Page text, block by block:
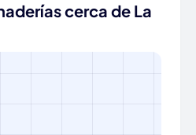
cerca de La